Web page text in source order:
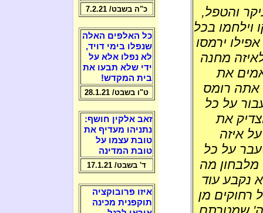
והטפל,
וילחמו בכל
ירמסו
מחנה
את
רומס
על כל
את
איזה
על כל
מלבחון מה
נקבע עוד
רחוקים מן
כ"ה בשבט/ 7.2.21
כל האלפים האלה
שנפלו בימי דויד,
לא נפלו אלא על
ידי שלא תבעו את
בית המקדש!
ט"ו בשבט/ 28.1.21
זאב אלקין חושף:
נתניהו מעדיף את
טובת עצמו על
טובת המדינה
ד' בשבט/ 17.1.21
איזו פרובוקציה
תוקפנית מכינה